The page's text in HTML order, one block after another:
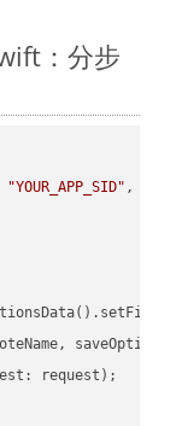
：分步
"YOUR_APP_SID" ,
request);